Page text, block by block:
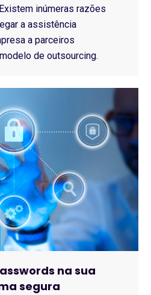
inúmeras razões
a assistência
a parceiros
de outsourcing.
na sua
segura